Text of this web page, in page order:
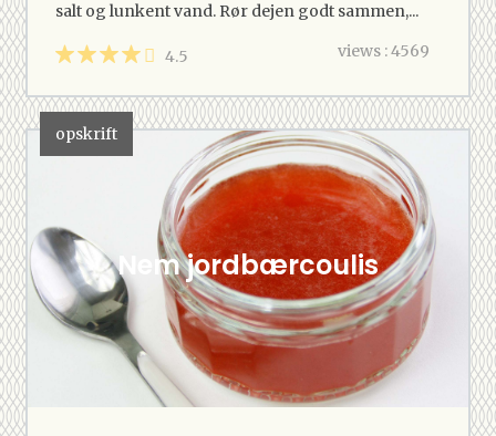
salt og lunkent vand. Rør dejen godt sammen,...
4.5 views : 4569
opskrift
Nem jordbærcoulis